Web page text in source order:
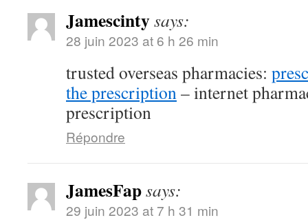
Jamescintysays:
28 juin 2023 at 6 h 26 min
trusted overseas pharmacies:
the prescription– internet
prescription
Répondre
JamesFapsays:
29 juin 2023 at 7 h 31 min